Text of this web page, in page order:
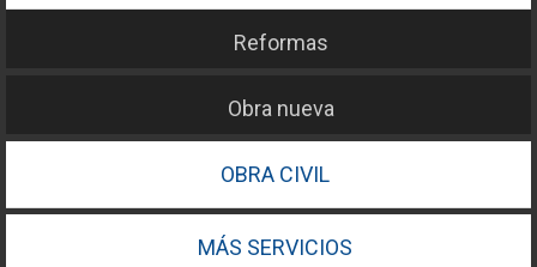
Reformas
Obra nueva
OBRA CIVIL
MÁS SERVICIOS